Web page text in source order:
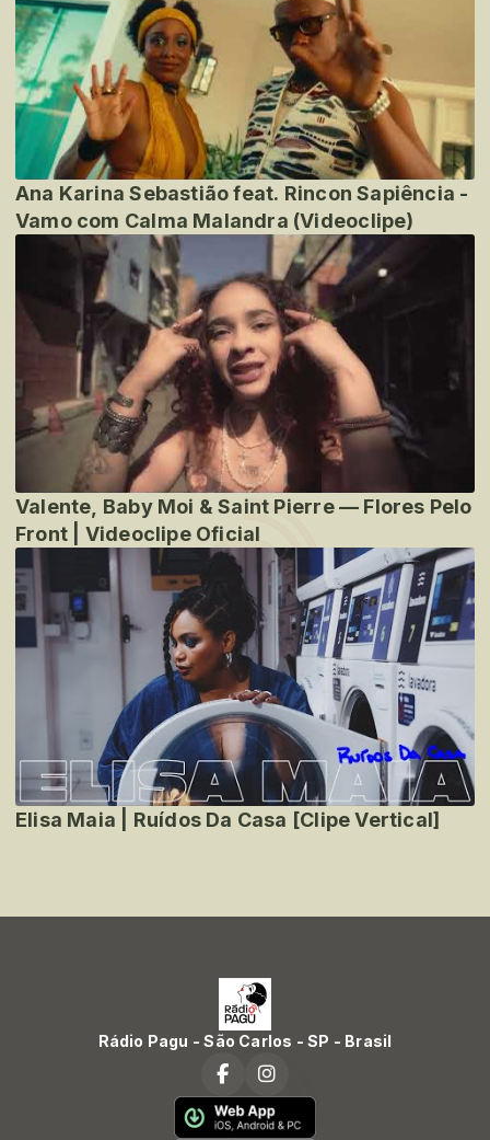
Ana Karina Sebastião feat. Rincon Sapiência -
Vamo com Calma Malandra (Videoclipe)
Valente, Baby Moi & Saint Pierre — Flores Pelo
Front | Videoclipe Oficial
Elisa Maia | Ruídos Da Casa [Clipe Vertical]
Rádio Pagu - São Carlos - SP - Brasil